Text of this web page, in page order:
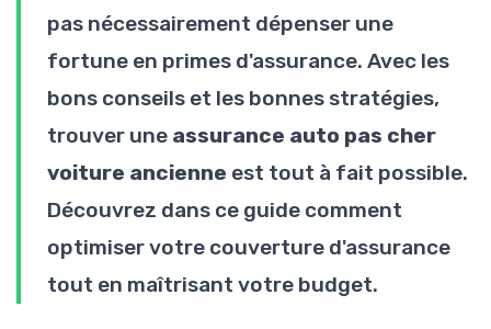
pas nécessairement dépenser une
fortune en primes d'assurance. Avec les
bons conseils et les bonnes stratégies,
trouver une assurance auto pas cher
voiture ancienne est tout à fait possible.
Découvrez dans ce guide comment
optimiser votre couverture d'assurance
tout en maîtrisant votre budget.